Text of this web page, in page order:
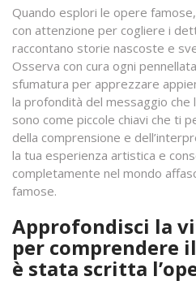
Quando esplori le opere
con attenzione per cogliere i
raccontano storie nascoste e
Osserva con cura ogni
sfumatura per apprezzare
la profondità del messaggio
sono come piccole chiavi che ti
della comprensione e
la tua esperienza artistica e
completamente nel mondo
famose.
Approfondisci la
per comprendere
è stata scritta